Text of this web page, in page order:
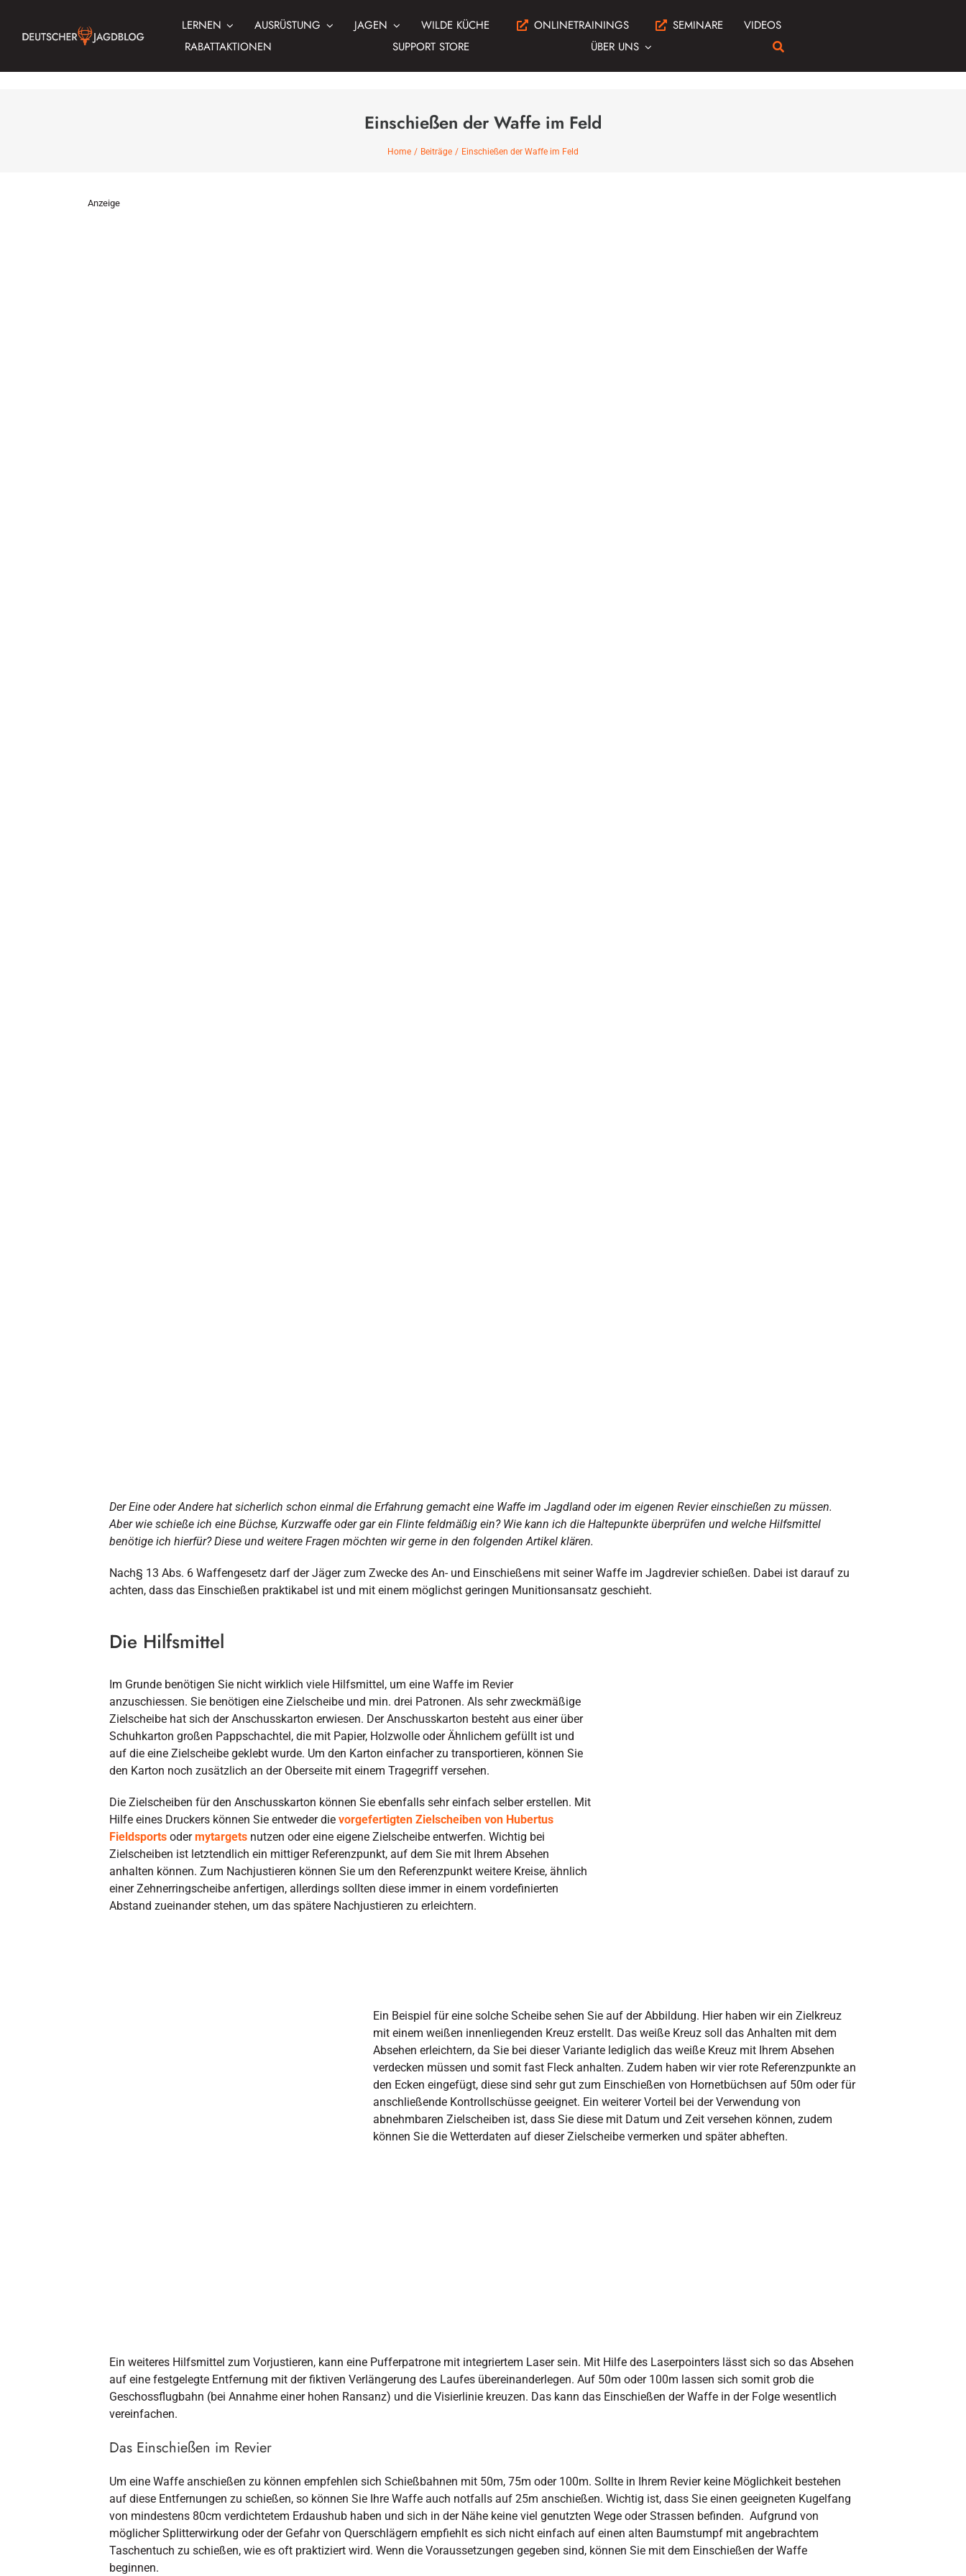
springen
LERNEN AUSRÜSTUNG JAGEN WILDE KÜCHE ONLINETRAININGS SEMINARE
VIDEOS
RABATTAKTIONEN
SUPPORT STORE ÜBER UNS
Einschießen der Waffe im Feld
Home Beiträge Einschießen der Waffe im Feld
Anzeige
Der Eine oder Andere hat sicherlich schon einmal die Erfahrung gemacht eine Waffe im Jagdland oder im eigenen Revier einschießen zu müssen.
Aber wie schieße ich eine Büchse, Kurzwaffe oder gar ein Flinte feldmäßig ein? Wie kann ich die Haltepunkte überprüfen und welche Hilfsmittel
benötige ich hierfür? Diese und weitere Fragen möchten wir gerne in den folgenden Artikel klären.
Nach§ 13 Abs. 6 Waffengesetz darf der Jäger zum Zwecke des An- und Einschießens mit seiner Waffe im Jagdrevier schießen. Dabei ist darauf zu
achten, dass das Einschießen praktikabel ist und mit einem möglichst geringen Munitionsansatz geschieht.
Die Hilfsmittel
Im Grunde benötigen Sie nicht wirklich viele Hilfsmittel, um eine Waffe im Revier
anzuschiessen. Sie benötigen eine Zielscheibe und min. drei Patronen. Als sehr zweckmäßige
Zielscheibe hat sich der Anschusskarton erwiesen. Der Anschusskarton besteht aus einer über
Schuhkarton großen Pappschachtel, die mit Papier, Holzwolle oder Ähnlichem gefüllt ist und
auf die eine Zielscheibe geklebt wurde. Um den Karton einfacher zu transportieren, können Sie
den Karton noch zusätzlich an der Oberseite mit einem Tragegriff versehen.
Die Zielscheiben für den Anschusskarton können Sie ebenfalls sehr einfach selber erstellen. Mit
Hilfe eines Druckers können Sie entweder die vorgefertigten Zielscheiben von Hubertus
Fieldsportsodermytargetsnutzen oder eine eigene Zielscheibe entwerfen. Wichtig bei
Zielscheiben ist letztendlich ein mittiger Referenzpunkt, auf dem Sie mit Ihrem Absehen
anhalten können. Zum Nachjustieren können Sie um den Referenzpunkt weitere Kreise, ähnlich
einer Zehnerringscheibe anfertigen, allerdings sollten diese immer in einem vordefinierten
Abstand zueinander stehen, um das spätere Nachjustieren zu erleichtern.
Ein Beispiel für eine solche Scheibe sehen Sie auf der Abbildung. Hier haben wir ein Zielkreuz
mit einem weißen innenliegenden Kreuz erstellt. Das weiße Kreuz soll das Anhalten mit dem
Absehen erleichtern, da Sie bei dieser Variante lediglich das weiße Kreuz mit Ihrem Absehen
verdecken müssen und somit fast Fleck anhalten. Zudem haben wir vier rote Referenzpunkte an
den Ecken eingefügt, diese sind sehr gut zum Einschießen von Hornetbüchsen auf 50m oder für
anschließende Kontrollschüsse geeignet. Ein weiterer Vorteil bei der Verwendung von
abnehmbaren Zielscheiben ist, dass Sie diese mit Datum und Zeit versehen können, zudem
können Sie die Wetterdaten auf dieser Zielscheibe vermerken und später abheften.
Ein weiteres Hilfsmittel zum Vorjustieren, kann eine Pufferpatrone mit integriertem Laser sein. Mit Hilfe des Laserpointers lässt sich so das Absehen
auf eine festgelegte Entfernung mit der fiktiven Verlängerung des Laufes übereinanderlegen. Auf 50m oder 100m lassen sich somit grob die
Geschossflugbahn (bei Annahme einer hohen Ransanz) und die Visierlinie kreuzen. Das kann das Einschießen der Waffe in der Folge wesentlich
vereinfachen.
Das Einschießen im Revier
Um eine Waffe anschießen zu können empfehlen sich Schießbahnen mit 50m, 75m oder 100m. Sollte in Ihrem Revier keine Möglichkeit bestehen
auf diese Entfernungen zu schießen, so können Sie Ihre Waffe auch notfalls auf 25m anschießen. Wichtig ist, dass Sie einen geeigneten Kugelfang
von mindestens 80cm verdichtetem Erdaushub haben und sich in der Nähe keine viel genutzten Wege oder Strassen befinden. Aufgrund von
möglicher Splitterwirkung oder der Gefahr von Querschlägern empfiehlt es sich nicht einfach auf einen alten Baumstumpf mit angebrachtem
Taschentuch zu schießen, wie es oft praktiziert wird. Wenn die Voraussetzungen gegeben sind, können Sie mit dem Einschießen der Waffe
beginnen.